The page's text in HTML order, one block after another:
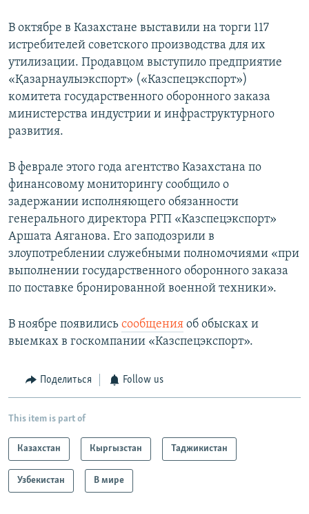
В октябре в Казахстане выставили на торги 117
истребителей советского производства для их
утилизации. Продавцом выступило предприятие
«Қазарнаулыэкспорт» («Казспецэкспорт»)
комитета государственного оборонного заказа
министерства индустрии и инфраструктурного
развития.
В феврале этого года агентство Казахстана по
финансовому мониторингу сообщило о
задержании исполняющего обязанности
генерального директора РГП «Казспецэкспорт»
Аршата Аяганова. Его заподозрили в
злоупотреблении служебными полномочиями «при
выполнении государственного оборонного заказа
по поставке бронированной военной техники».
В ноябре появились сообщения об обысках и
выемках в госкомпании «Казспецэкспорт».
Поделиться Follow us
This item is part of
Казахстан Кыргызстан Таджикистан
Узбекистан В мире